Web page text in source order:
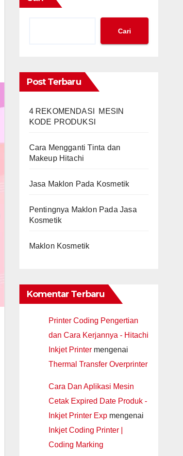
Cari
Post Terbaru
4 REKOMENDASI MESIN
KODE PRODUKSI
Cara Mengganti Tinta dan
Makeup Hitachi
Jasa Maklon Pada Kosmetik
Pentingnya Maklon Pada Jasa
Kosmetik
Maklon Kosmetik
Komentar Terbaru
Printer Coding Pengertian
dan Cara Kerjannya - Hitachi
Inkjet Printermengenai
Thermal Transfer Overprinter
Cara Dan Aplikasi Mesin
Cetak Expired Date Produk -
Inkjet Printer Expmengenai
Inkjet Coding Printer |
Coding Marking